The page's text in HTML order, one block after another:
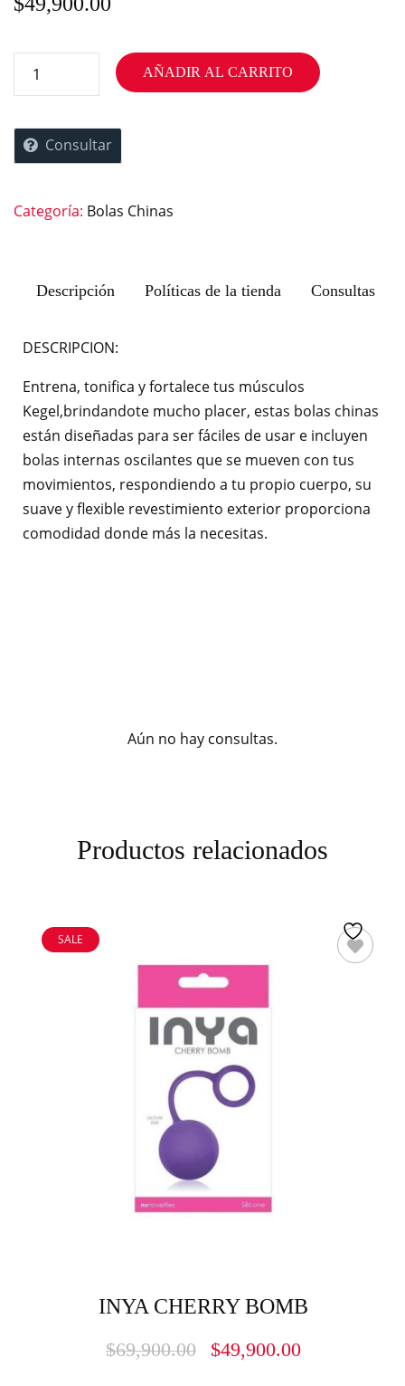
AÑADIR AL CARRITO
Consultar
Categoría: Bolas Chinas
Descripción Políticas de la tienda Consultas
DESCRIPCION:
Entrena, tonifica y fortalece tus músculos
Kegel,brindandote mucho placer, estas bolas chinas
están diseñadas para ser fáciles de usar e incluyen
bolas internas oscilantes que se mueven con tus
movimientos, respondiendo a tu propio cuerpo, su
suave y flexible revestimiento exterior proporciona
comodidad donde más la necesitas.
Aún no hay consultas.
Productos relacionados
SALE
INYA CHERRY BOMB
$69,900.00 $49,900.00